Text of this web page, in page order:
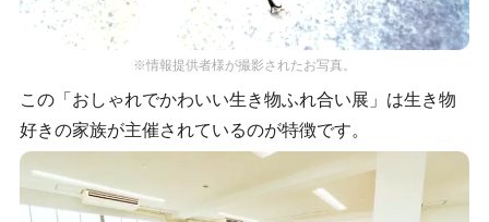
※情報提供者様が撮影されたお写真。
この「おしゃれでかわいい生き物ふれ合い展」は生き物
好きの家族が主催されているのが特徴です。